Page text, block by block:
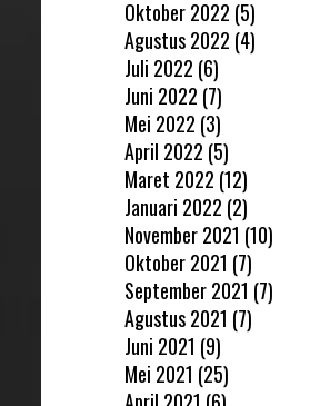
Oktober 2022 (5)
Agustus 2022 (4)
Juli 2022 (6)
Juni 2022 (7)
Mei 2022 (3)
April 2022 (5)
Maret 2022 (12)
Januari 2022 (2)
November 2021 (10)
Oktober 2021 (7)
September 2021 (7)
Agustus 2021 (7)
Juni 2021 (9)
Mei 2021 (25)